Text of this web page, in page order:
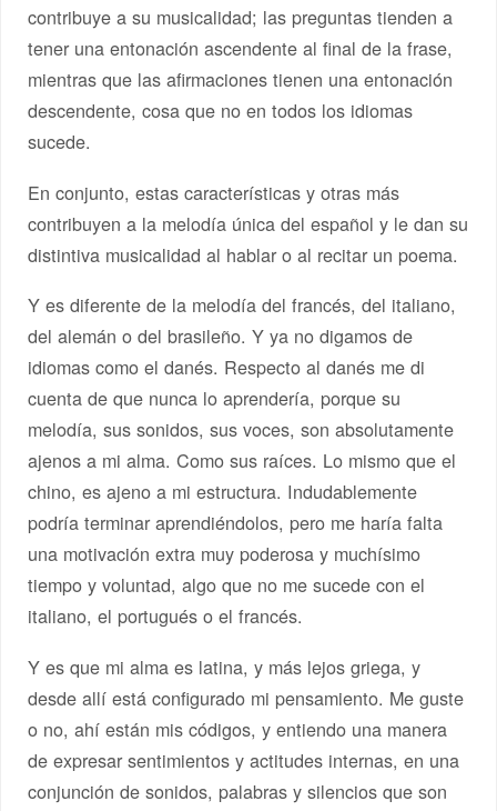
contribuye a su musicalidad; las preguntas tienden a
tener una entonación ascendente al final de la frase,
mientras que las afirmaciones tienen una entonación
descendente, cosa que no en todos los idiomas
sucede.
En conjunto, estas características y otras más
contribuyen a la melodía única del español y le dan su
distintiva musicalidad al hablar o al recitar un poema.
Y es diferente de la melodía del francés, del italiano,
del alemán o del brasileño. Y ya no digamos de
idiomas como el danés. Respecto al danés me di
cuenta de que nunca lo aprendería, porque su
melodía, sus sonidos, sus voces, son absolutamente
ajenos a mi alma. Como sus raíces. Lo mismo que el
chino, es ajeno a mi estructura. Indudablemente
podría terminar aprendiéndolos, pero me haría falta
una motivación extra muy poderosa y muchísimo
tiempo y voluntad, algo que no me sucede con el
italiano, el portugués o el francés.
Y es que mi alma es latina, y más lejos griega, y
desde allí está configurado mi pensamiento. Me guste
o no, ahí están mis códigos, y entiendo una manera
de expresar sentimientos y actitudes internas, en una
conjunción de sonidos, palabras y silencios que son